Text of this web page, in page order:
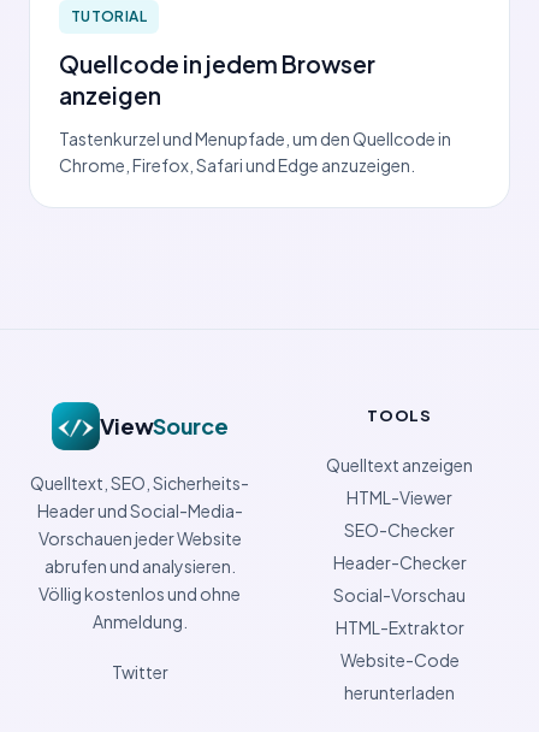
TUTORIAL
Quellcode in jedem Browser
anzeigen
Tastenkurzel und Menupfade, um den Quellcode in
Chrome, Firefox, Safari und Edge anzuzeigen.
ViewSource
Quelltext, SEO, Sicherheits-
Header und Social-Media-
Vorschauen jeder Website
abrufen und analysieren.
Völlig kostenlos und ohne
Anmeldung.
Twitter
TOOLS
Quelltext anzeigen
HTML-Viewer
SEO-Checker
Header-Checker
Social-Vorschau
HTML-Extraktor
Website-Code
herunterladen